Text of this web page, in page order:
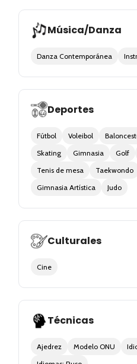
Música/Danza
Danza Contemporánea
Deportes
Fútbol Voleibol
Skating
Gimnasia Golf
Tenis de mesa
Taekwondo
Gimnasia Artística
Judo
Culturales
Cine
Técnicas
Ajedrez Modelo ONU